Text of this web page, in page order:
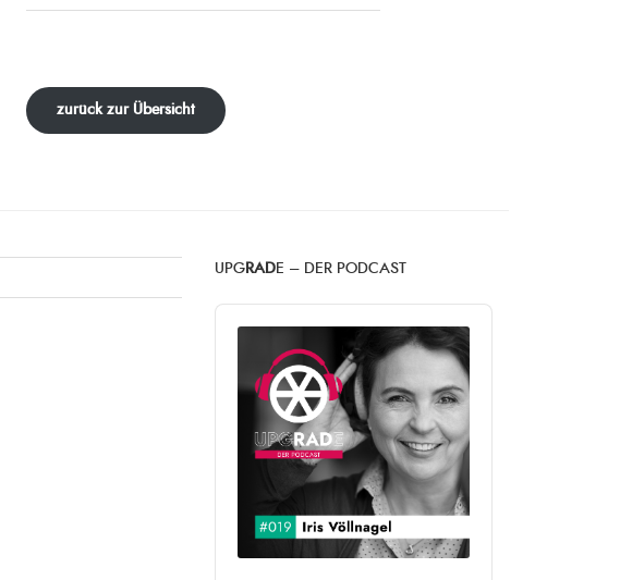
zurück zur Übersicht
UPG RADE – DER PODCAST
Audio
Player